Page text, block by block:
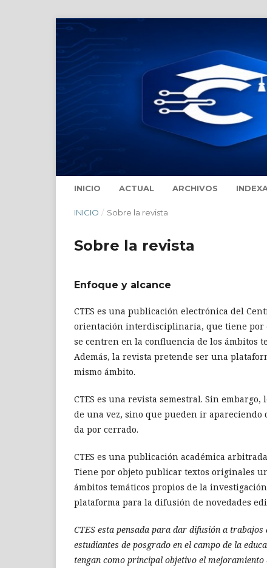
INICIO ACTUAL ARCHIVOS
INICIO / Sobre la revista
Sobre la revista
Enfoque y alcance
CTES es una publicación electrónica del
orientación interdisciplinaria, que tiene
se centren en la confluencia de los ámbitos
Además, la revista pretende ser una
mismo ámbito.
CTES es una revista semestral. Sin
de una vez, sino que pueden ir apareciendo
da por cerrado.
CTES es una publicación académica
Tiene por objeto publicar textos originales
ámbitos temáticos propios de la
plataforma para la difusión de novedades
CTES esta pensada para dar difusión a
estudiantes de posgrado en el campo de la
tengan como principal objetivo el